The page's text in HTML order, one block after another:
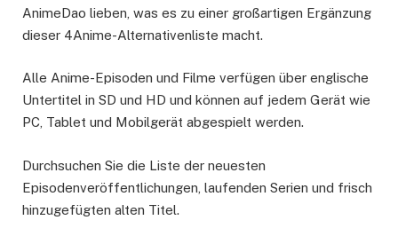
AnimeDao lieben, was es zu einer großartigen Ergänzung
dieser 4Anime-Alternativenliste macht.
Alle Anime-Episoden und Filme verfügen über englische
Untertitel in SD und HD und können auf jedem Gerät wie
PC, Tablet und Mobilgerät abgespielt werden.
Durchsuchen Sie die Liste der neuesten
Episodenveröffentlichungen, laufenden Serien und frisch
hinzugefügten alten Titel.